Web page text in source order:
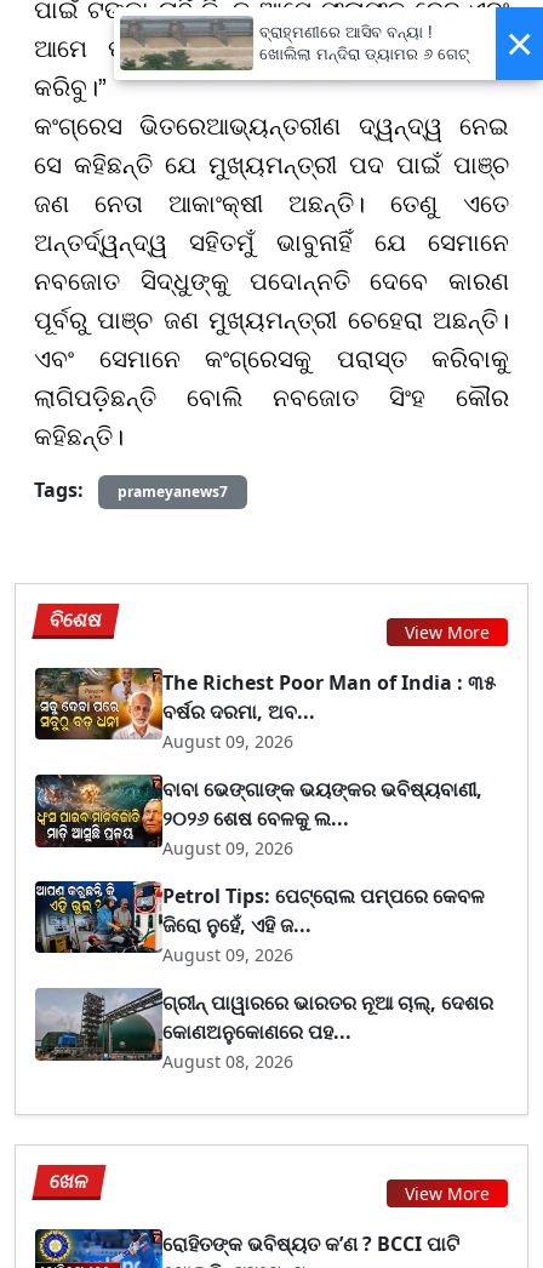
ପାଇଁ ଟଙ୍କା ନାହିଁ କିନ୍ତୁ ଆମେ ଫଳାଫଳ ଦେବୁ ଏବଂ
ଆମେ ପଞ୍ଜାବକୁ ଏକ ସୁନା ରାଜ୍ୟରେ ପରିଣତ
କରିବୁ।”
କଂଗ୍ରେସ ଭିତରେଆଭ୍ୟନ୍ତରୀଣ ଦ୍ୱନ୍ଦ୍ୱ ନେଇ
ସେ କହିଛନ୍ତି ଯେ ମୁଖ୍ୟମନ୍ତ୍ରୀ ପଦ ପାଇଁ ପାଞ୍ଚ
ଜଣ ନେତା ଆକାଂକ୍ଷୀ ଅଛନ୍ତି। ତେଣୁ ଏତେ
ଅନ୍ତର୍ଦ୍ୱନ୍ଦ୍ୱ ସହିତମୁଁ ଭାବୁନାହିଁ ଯେ ସେମାନେ
ନବଜୋତ ସିଦ୍ଧୁଙ୍କୁ ପଦୋନ୍ନତି ଦେବେ କାରଣ
ପୂର୍ବରୁ ପାଞ୍ଚ ଜଣ ମୁଖ୍ୟମନ୍ତ୍ରୀ ଚେହେରା ଅଛନ୍ତି।
ଏବଂ ସେମାନେ କଂଗ୍ରେସକୁ ପରାସ୍ତ କରିବାକୁ
ଲାଗିପଡ଼ିଛନ୍ତି ବୋଲି ନବଜୋତ ସିଂହ କୌର
କହିଛନ୍ତି।
Tags:
prameyanews7
ବିଶେଷ View More
The Richest Poor Man of India : ୩୫
ବର୍ଷର ଦରମା, ଅବ...
August 09, 2026
ବାବା ଭେଙ୍ଗାଙ୍କ ଭୟଙ୍କର ଭବିଷ୍ୟବାଣୀ,
୨୦୨୬ ଶେଷ ବେଳକୁ ଲ...
August 09, 2026
Petrol Tips: ପେଟ୍ରୋଲ ପମ୍ପରେ କେବଳ
ଜିରୋ ନୁହେଁ, ଏହି ଜ...
August 09, 2026
ଗ୍ରୀନ୍ ପାୱାରରେ ଭାରତର ନୂଆ ଚାଲ୍, ଦେଶର
କୋଣଅନୁକୋଣରେ ପହ...
August 08, 2026
ଖେଳ View More
ରୋହିତଙ୍କ ଭବିଷ୍ୟତ କ’ଣ ? BCCI ପାଟି
×
ବ୍ରାହ୍ମଣୀରେ ଆସିବ ବନ୍ୟା !
ଖୋଲିଲା ମନ୍ଦିରା ଡ୍ୟାମର ୬ ଗେଟ୍